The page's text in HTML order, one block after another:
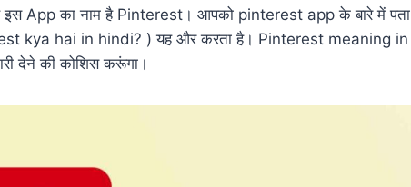
App का नाम है Pinterest। आपको pinterest app के बारे में पता
kya hai in hindi? ) यह और करता है। Pinterest meaning in
देने की कोशिस करूंगा।